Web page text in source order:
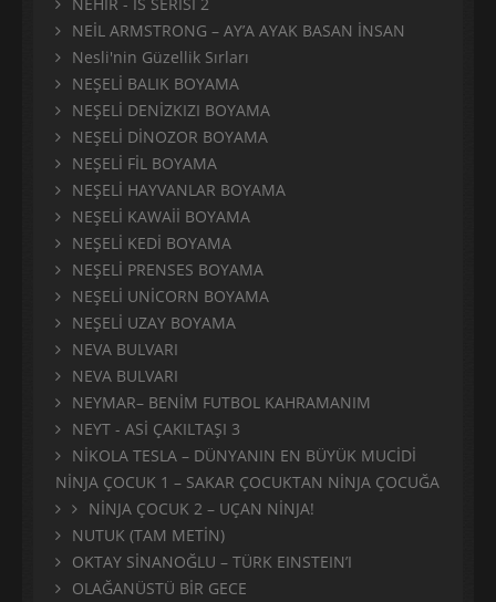
NEİL ARMSTRONG – AY’A AYAK BASAN İNSAN
Nesli'nin Güzellik Sırları
NEŞELİ BALIK BOYAMA
NEŞELİ DENİZKIZI BOYAMA
NEŞELİ DİNOZOR BOYAMA
NEŞELİ FİL BOYAMA
NEŞELİ HAYVANLAR BOYAMA
NEŞELİ KAWAİİ BOYAMA
NEŞELİ KEDİ BOYAMA
NEŞELİ PRENSES BOYAMA
NEŞELİ UNİCORN BOYAMA
NEŞELİ UZAY BOYAMA
NEVA BULVARI
NEVA BULVARI
NEYMAR– BENİM FUTBOL KAHRAMANIM
NEYT - ASİ ÇAKILTAŞI 3
NİKOLA TESLA – DÜNYANIN EN BÜYÜK MUCİDİ
NİNJA ÇOCUK 1 – SAKAR ÇOCUKTAN NİNJA ÇOCUĞA
NİNJA ÇOCUK 2 – UÇAN NİNJA!
NUTUK (TAM METİN)
OKTAY SİNANOĞLU – TÜRK EINSTEIN’I
OLAĞANÜSTÜ BİR GECE